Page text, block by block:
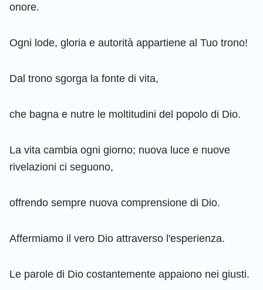
onore.
Ogni lode, gloria e autorità appartiene al Tuo trono!
Dal trono sgorga la fonte di vita,
che bagna e nutre le moltitudini del popolo di Dio.
La vita cambia ogni giorno; nuova luce e nuove
rivelazioni ci seguono,
offrendo sempre nuova comprensione di Dio.
Affermiamo il vero Dio attraverso l'esperienza.
Le parole di Dio costantemente appaiono nei giusti.